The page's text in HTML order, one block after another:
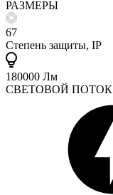
РАЗМЕРЫ
67
Степень защиты, IP
180000 Лм
СВЕТОВОЙ ПОТОК